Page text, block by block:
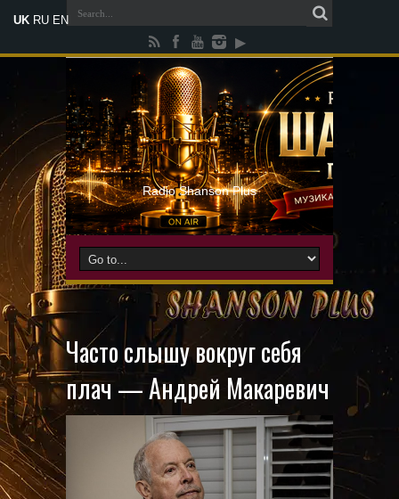
Radio Shanson Plus
Часто слышу вокруг себя
плач — Андрей Макаревич
UK RU EN